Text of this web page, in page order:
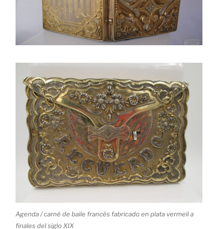
Agenda / carné de baile francés fabricado en plata vermeil a
finales del siglo XIX